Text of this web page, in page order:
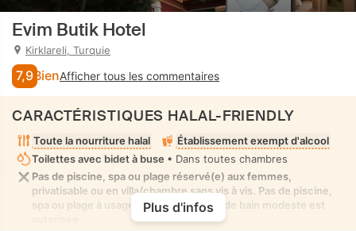
Evim Butik Hotel
Kirklareli, Turquie
7,9 BienAfficher tous les commentaires
CARACTÉRISTIQUES HALAL-FRIENDLY
Toute la nourriture halal
Établissement exempt d'alcool
Toilettes avec bidet à buse • Dans toutes chambres
Pas de piscine, spa ou plage réservé(e) aux femmes,
privatisable ou en villa/chambre sans vis à vis. Pas de piscine,
spa ou plage à usage mixte où la tenue de bain modeste est
Plus d'infos